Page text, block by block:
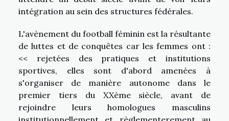
intégration au sein des structures fédérales.
L'avènement du football féminin est la résultante
de luttes et de conquêtes car les femmes ont :
<< rejetées des pratiques et institutions
sportives, elles sont d'abord amenées à
s'organiser de manière autonome dans le
premier tiers du XXème siècle, avant de
rejoindre leurs homologues masculins